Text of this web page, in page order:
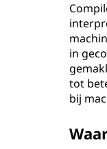
in
tot
bij